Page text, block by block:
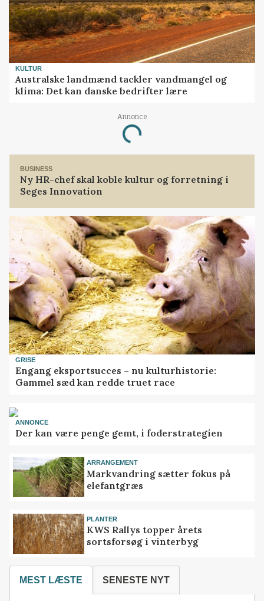
KULTUR
Australske landmænd tackler vandmangel og
klima: Det kan danske bedrifter lære
Annonce
Loading...
BUSINESS
Ny HR-chef skal koble kultur og forretning i
Seges Innovation
GRISE
Engang eksportsucces – nu kulturhistorie:
Gammel sæd kan redde truet race
ANNONCE
Der kan være penge gemt, i foderstrategien
ARRANGEMENT
Markvandring sætter fokus på
elefantgræs
PLANTER
KWS Rallys topper årets
sortsforsøg i vinterbyg
MEST LÆSTE SENESTE NYT